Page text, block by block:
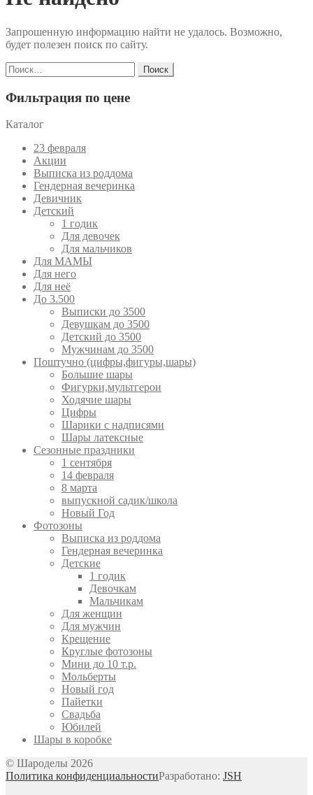
Запрошенную информацию найти не удалось. Возможно,
будет полезен поиск по сайту.
Найти:
Фильтрация по цене
Каталог
23 февраля
Акции
Выписка из роддома
Гендерная вечеринка
Девичник
Детский
1 годик
Для девочек
Для мальчиков
Для МАМЫ
Для него
Для неё
До 3.500
Выписки до 3500
Девушкам до 3500
Детский до 3500
Мужчинам до 3500
Поштучно (цифры,фигуры,шары)
Большие шары
Фигурки,мультгерои
Ходячие шары
Цифры
Шарики с надписями
Шары латексные
Сезонные праздники
1 сентября
14 февраля
8 марта
выпускной садик/школа
Новый Год
Фотозоны
Выписка из роддома
Гендерная вечеринка
Детские
1 годик
Девочкам
Мальчикам
Для женщин
Для мужчин
Крещение
Круглые фотозоны
Мини до 10 т.р.
Мольберты
Новый год
Пайетки
Свадьба
Юбилей
Шары в коробке
© Шароделы 2026
Политика конфиденциальностиРазработано: JSH